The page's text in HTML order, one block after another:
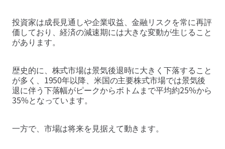
投資家は成長見通しや企業収益、金融リスクを常に再評
価しており、経済の減速期には大きな変動が生じること
があります。
歴史的に、株式市場は景気後退時に大きく下落すること
が多く、1950年以降、米国の主要株式市場では景気後
退に伴う下落幅がピークからボトムまで平均約25%から
35%となっています。
一方で、市場は将来を見据えて動きます。